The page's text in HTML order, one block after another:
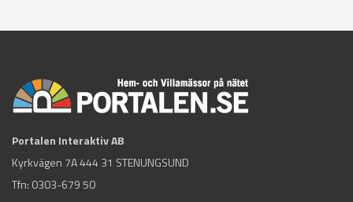
Portalen Interaktiv AB
Kyrkvägen 7A 444 31 STENUNGSUND
Tfn: 0303-679 50